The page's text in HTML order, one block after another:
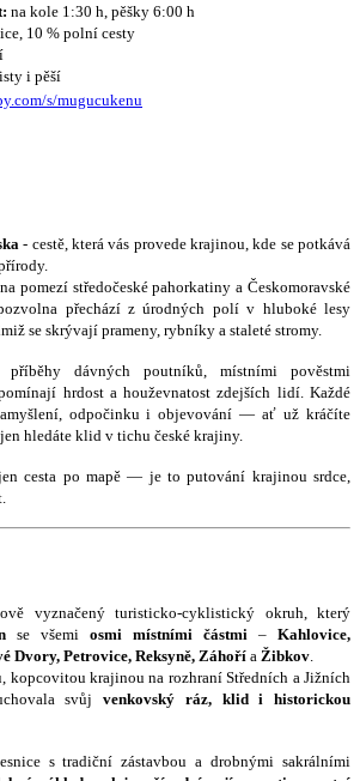
na kole 1:30 h, pěšky 6:00 h
10 % polní cesty
i pěší
s/mugucukenu
- cestě, která vás provede krajinou, kde se potkává
pomezí středočeské pahorkatiny a Českomoravské
přechází z úrodných polí v hluboké lesy
se skrývají prameny, rybníky a staleté stromy.
dávných poutníků, místními pověstmi
hrdost a houževnatost zdejších lidí. Každé
odpočinku i objevování — ať už kráčíte
hledáte klid v tichu české krajiny.
cesta po mapě — je to putování krajinou srdce,
vyznačený turisticko-cyklistický okruh, který
se všemi osmi místními částmi – Kahlovice,
Dvory, Petrovice, Reksyně, Záhoří a Žibkov
kopcovitou krajinou na rozhraní Středních a Jižních
svůjvenkovský ráz, klid i historickou
s tradiční zástavbou a drobnými sakrálními